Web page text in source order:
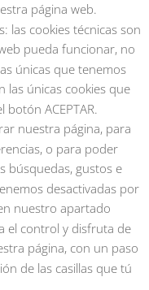
los derechos
página web.
las cookies técnicas son
pueda funcionar, no
únicas que tenemos
las únicas cookies que
ACEPTAR.
nuestra página, para
o para poder
búsquedas, gustos e
desactivadas por
nuestro apartado
el control y disfruta de
página, con un paso
de las casillas que tú